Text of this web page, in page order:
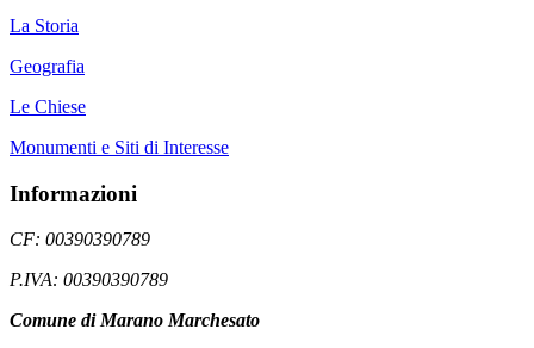
La Storia
Geografia
Le Chiese
Monumenti e Siti di Interesse
Informazioni
CF: 00390390789
P.IVA: 00390390789
Comune di Marano Marchesato